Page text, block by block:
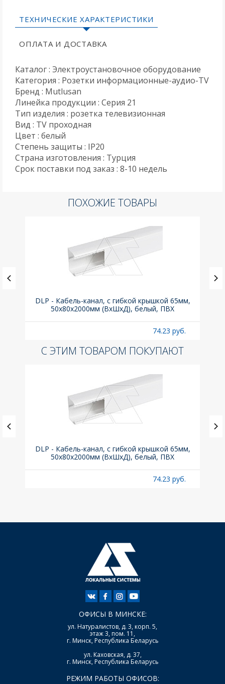
ТЕХНИЧЕСКИЕ ХАРАКТЕРИСТИКИ
ОПЛАТА И ДОСТАВКА
Каталог : Электроустановочное оборудование
Категория : Розетки информационные-аудио-TV
Бренд : Mutlusan
Линейка продукции : Серия 21
Тип изделия : розетка телевизионная
Вид : TV проходная
Цвет : белый
Степень защиты : IP20
Страна изготовления : Турция
Срок поставки под заказ : 8-10 недель
ПОХОЖИЕ ТОВАРЫ
DLP - Кабель-канал, с гибкой крышкой 65мм,
50x80х2000мм (ВхШхД), белый, ПВХ
74.23 руб.
С ЭТИМ ТОВАРОМ ПОКУПАЮТ
DLP - Кабель-канал, с гибкой крышкой 65мм,
50x80х2000мм (ВхШхД), белый, ПВХ
74.23 руб.
ОФИСЫ В МИНСКЕ:
ул. Натуралистов, д. 3, корп. 5,
этаж 3, пом. 11,
г. Минск, Республика Беларусь
ул. Каховская, д. 37,
г. Минск, Республика Беларусь
РЕЖИМ РАБОТЫ ОФИСОВ: